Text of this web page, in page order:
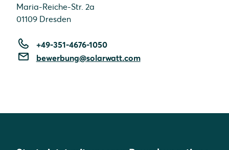
Maria-Reiche-Str. 2a
01109 Dresden
+49-351-4676-1050
bewerbung@solarwatt.com